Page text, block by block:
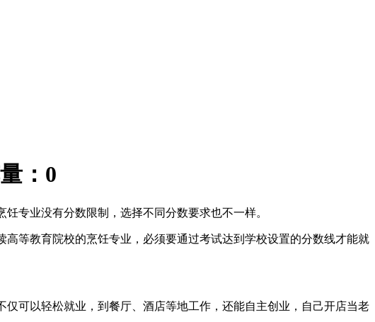
： 0
专业没有分数限制，选择不同分数要求也不一样。
等教育院校的烹饪专业，必须要通过考试达到学校设置的分数线才能就
可以轻松就业，到餐厅、酒店等地工作，还能自主创业，自己开店当老